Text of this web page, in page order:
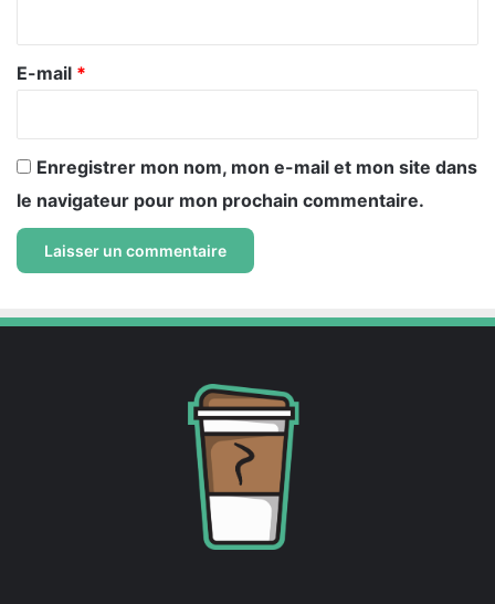
r
e
E-mail *
Enregistrer mon nom, mon e-mail et mon site dans
le navigateur pour mon prochain commentaire.